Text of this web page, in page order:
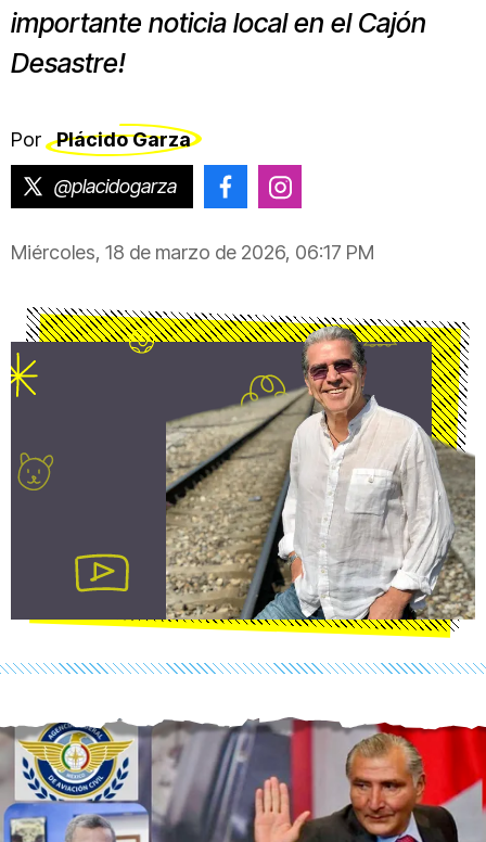
importante noticia local en el Cajón
Desastre!
Por Plácido Garza
@placidogarza @placido.garza
Miércoles, 18 de marzo de 2026, 06:17 PM